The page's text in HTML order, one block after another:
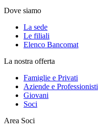
Dove siamo
La sede
Le filiali
Elenco Bancomat
La nostra offerta
Famiglie e Privati
Aziende e Professionisti
Giovani
Soci
Area Soci